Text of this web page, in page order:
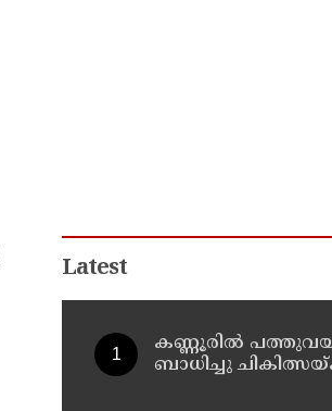
Latest
കണ്ണൂരിൽ
ബാധിച്ചു